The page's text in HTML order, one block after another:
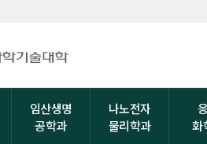
임산생명
공학과
나노전자
물리학과
화